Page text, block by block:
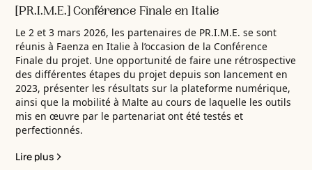
[PR.I.M.E.] Conférence Finale en Italie
Le 2 et 3 mars 2026, les partenaires de PR.I.M.E. se sont
réunis à Faenza en Italie à l’occasion de la Conférence
Finale du projet. Une opportunité de faire une rétrospective
des différentes étapes du projet depuis son lancement en
2023, présenter les résultats sur la plateforme numérique,
ainsi que la mobilité à Malte au cours de laquelle les outils
mis en œuvre par le partenariat ont été testés et
perfectionnés.
Lire plus